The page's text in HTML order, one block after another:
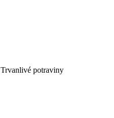
Trvanlivé potraviny